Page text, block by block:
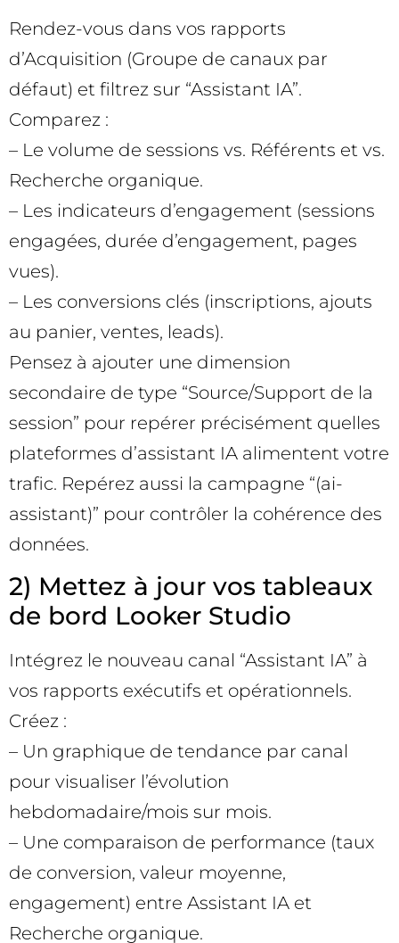
Rendez-vous dans vos rapports
d’Acquisition (Groupe de canaux par
défaut) et filtrez sur “Assistant IA”.
Comparez :
– Le volume de sessions vs. Référents et vs.
Recherche organique.
– Les indicateurs d’engagement (sessions
engagées, durée d’engagement, pages
vues).
– Les conversions clés (inscriptions, ajouts
au panier, ventes, leads).
Pensez à ajouter une dimension
secondaire de type “Source/Support de la
session” pour repérer précisément quelles
plateformes d’assistant IA alimentent votre
trafic. Repérez aussi la campagne “(ai-
assistant)” pour contrôler la cohérence des
données.
2) Mettez à jour vos tableaux
de bord Looker Studio
Intégrez le nouveau canal “Assistant IA” à
vos rapports exécutifs et opérationnels.
Créez :
– Un graphique de tendance par canal
pour visualiser l’évolution
hebdomadaire/mois sur mois.
– Une comparaison de performance (taux
de conversion, valeur moyenne,
engagement) entre Assistant IA et
Recherche organique.